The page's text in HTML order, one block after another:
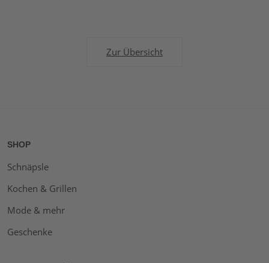
Zur Übersicht
SHOP
Schnäpsle
Kochen & Grillen
Mode & mehr
Geschenke